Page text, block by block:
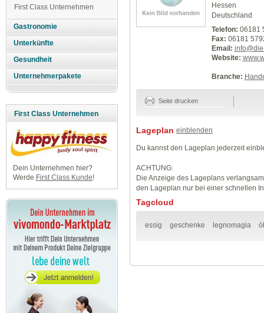
First Class Unternehmen
Gastronomie
Unterkünfte
Gesundheit
Unternehmerpakete
First Class Unternehmen
Dein Unternehmen hier?
Werde First Class Kunde!
Hessen
Deutschland
Telefon: 06181
Fax: 06181
Email:
Website:
Branche:
Seite drucken
Lageplan einblenden
Du kannst den Lageplan jederzeit
ACHTUNG:
Die Anzeige des Lageplans
den Lageplan nur bei einer schnellen
Tagcloud
essig geschenke legnomagia öl